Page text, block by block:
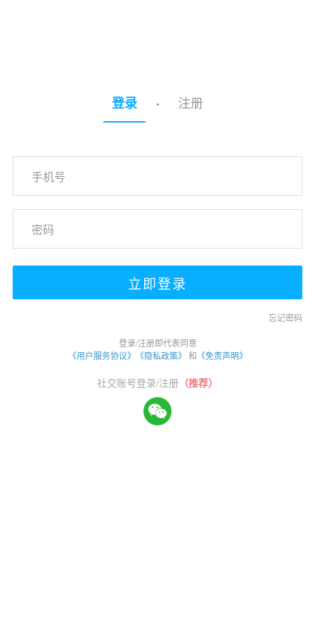
登录 · 注册
忘记密码
登录/注册即代表同意
《用户服务协议》
《隐私政策》 和 《免责声明》
社交账号登录/注册 （推荐）